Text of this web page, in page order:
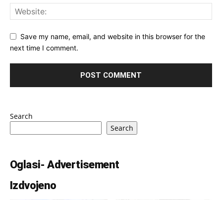
Save my name, email, and website in this browser for the
next time I comment.
Search
Search
Oglasi- Advertisement
Izdvojeno